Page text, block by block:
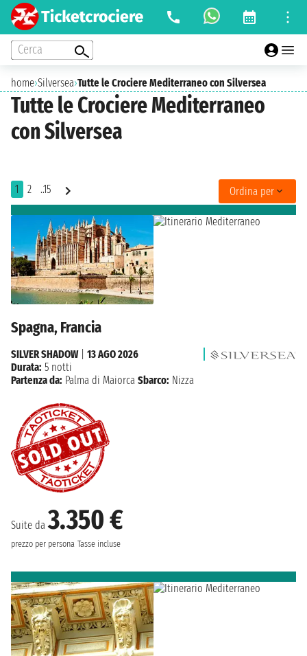
Cerca
home›Silversea›Tutte le Crociere Mediterraneo con Silversea
Tutte le Crociere Mediterraneo
con Silversea
1 2 ..15 Ordina per
Spagna, Francia
Suite da3.350 €
prezzo per persona Tasse incluse
SILVER SHADOW| 13 AGO 2026
Durata: 5 notti
Partenza da: Palma di Maiorca Sbarco: Nizza